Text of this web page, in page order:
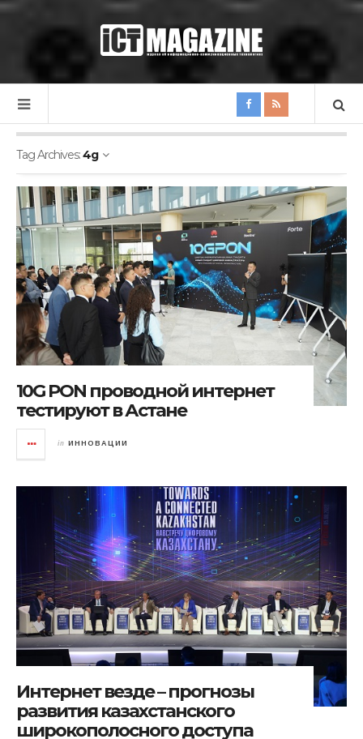
Tag Archives:4g
10G PON проводной интернет
тестируют в Астане
in ИННОВАЦИИ
Интернет везде – прогнозы
развития казахстанского
широкополосного доступа